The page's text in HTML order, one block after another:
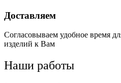
Доставляем
Согласовываем удобное время
изделий к Вам
Наши работы